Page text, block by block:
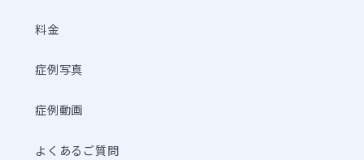
料金
症例写真
症例動画
よくあるご質問